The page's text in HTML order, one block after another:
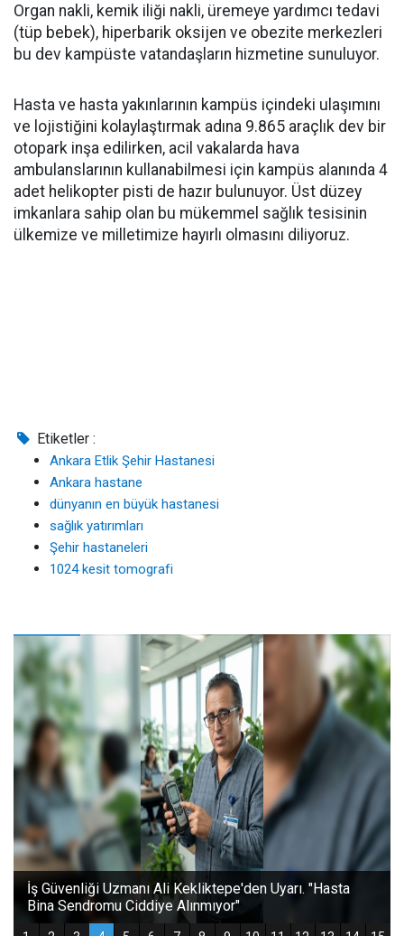
Organ nakli, kemik iliği nakli, üremeye yardımcı tedavi
(tüp bebek), hiperbarik oksijen ve obezite merkezleri
bu dev kampüste vatandaşların hizmetine sunuluyor.
Hasta ve hasta yakınlarının kampüs içindeki ulaşımını
ve lojistiğini kolaylaştırmak adına 9.865 araçlık dev bir
otopark inşa edilirken, acil vakalarda hava
ambulanslarının kullanabilmesi için kampüs alanında 4
adet helikopter pisti de hazır bulunuyor. Üst düzey
imkanlara sahip olan bu mükemmel sağlık tesisinin
ülkemize ve milletimize hayırlı olmasını diliyoruz.
Etiketler :
Ankara Etlik Şehir Hastanesi
Ankara hastane
dünyanın en büyük hastanesi
sağlık yatırımları
Şehir hastaneleri
1024 kesit tomografi